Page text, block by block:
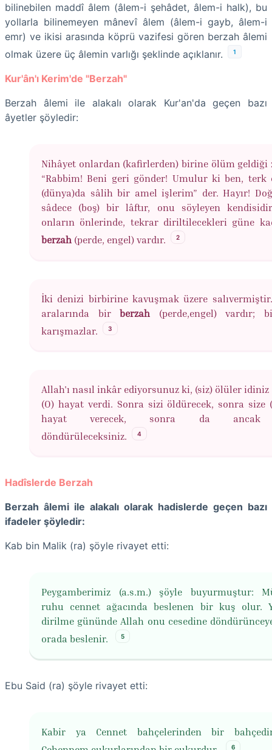
bilinebilen maddî âlem (âlem-i şehâdet, âlem-i halk), bu
yollarla bilinemeyen mânevî âlem (âlem-i gayb, âlem-i
emr) ve ikisi arasında köprü vazifesi gören berzah âlemi
olmak üzere üç âlemin varlığı şeklinde açıklanır.
1
Kur'ân'ı Kerim'de "Berzah"
Berzah âlemi ile alakalı olarak Kur'an'da geçen bazı
âyetler şöyledir:
Nihâyet onlardan (kafirlerden) birine ölüm geldiği
“Rabbim! Beni geri gönder! Umulur ki ben, terk
(dünya)da sâlih bir amel işlerim” der. Hayır!
sâdece (boş) bir lâftır, onu söyleyen
onların önlerinde, tekrar diriltilecekleri güne
berzah (perde, engel) vardır. 2
İki denizi birbirine kavuşmak üzere
aralarında birberzah (perde,engel) vardır;
karışmazlar.
3
Allah'ı nasıl inkâr ediyorsunuz ki, (siz) ölüler idiniz
(O) hayat verdi. Sonra sizi öldürecek, sonra size
hayat verecek, sonra da ancak
döndürüleceksiniz.
4
Hadîslerde Berzah
Berzah âlemi ile alakalı olarak hadislerde geçen bazı
ifadeler şöyledir:
Kab bin Malik (ra) şöyle rivayet etti:
Peygamberimiz (a.s.m.) şöyle buyurmuştur:
ruhu cennet ağacında beslenen bir kuş olur.
dirilme gününde Allah onu cesedine
orada beslenir.
5
Ebu Said (ra) şöyle rivayet etti:
Kabir ya Cennet bahçelerinden bir
6